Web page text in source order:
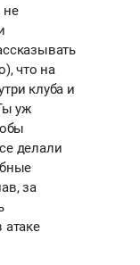
не
что на
клуба и
уж
делали
за
атаке